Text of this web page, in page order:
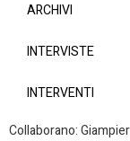
ARCHIVI
INTERVISTE
INTERVENTI
Collaborano: